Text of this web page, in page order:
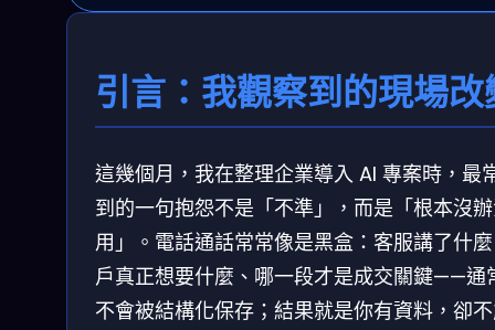
引言：我觀察到的現場改
這幾個月，我在整理企業導入 AI 專案時，最
到的一句抱怨不是「不準」，而是「根本沒
用」。電話通話常常像是黑盒：客服講了什
戶真正想要什麼、哪一段才是成交關鍵——通
不會被結構化保存；結果就是你有資料，卻